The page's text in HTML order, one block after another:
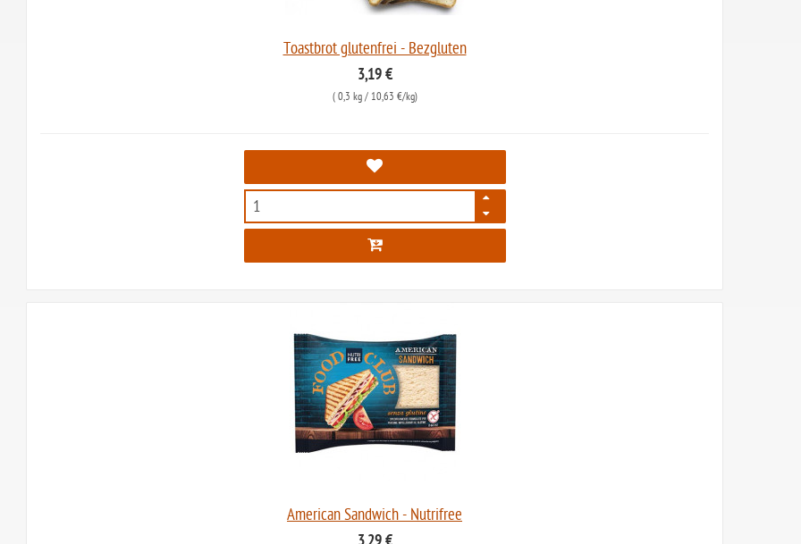
Toastbrot glutenfrei - Bezgluten
3,19 €
( 0,3 kg/ 10,63 €/kg)
2757
American Sandwich - Nutrifree